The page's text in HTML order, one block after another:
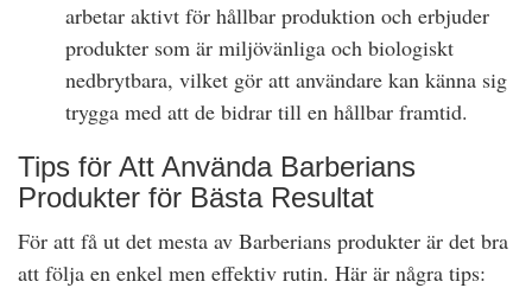
arbetar aktivt för hållbar produktion och erbjuder
produkter som är miljövänliga och biologiskt
nedbrytbara, vilket gör att användare kan känna sig
trygga med att de bidrar till en hållbar framtid.
Tips för Att Använda Barberians
Produkter för Bästa Resultat
För att få ut det mesta av Barberians produkter är det bra
att följa en enkel men effektiv rutin. Här är några tips: